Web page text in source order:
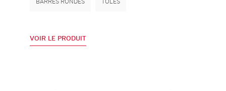
BARRES RONDES TÔLES
VOIR LE PRODUIT